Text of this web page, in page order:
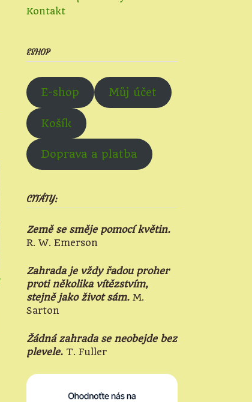
Kontakt
ESHOP
E-shop Můj účet
Košík
Doprava a platba
CITÁTY:
Země se směje pomocí květin.
R. W. Emerson
Zahrada je vždy řadou proher
proti několika vítězstvím,
stejně jako život sám.M.
Sarton
Žádná zahrada se neobejde bez
plevele.T. Fuller